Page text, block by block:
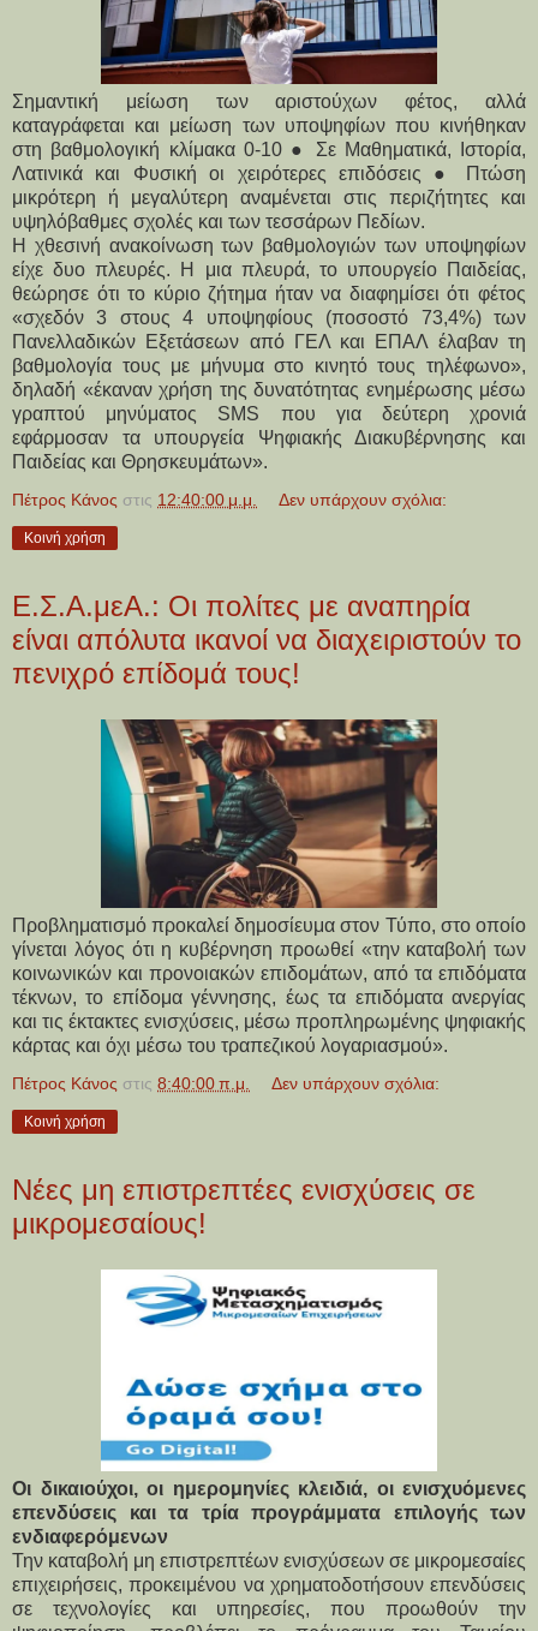
Σημαντική μείωση των αριστούχων φέτος, αλλά
καταγράφεται και μείωση των υποψηφίων που κινήθηκαν
στη βαθμολογική κλίμακα 0-10 ● Σε Μαθηματικά, Ιστορία,
Λατινικά και Φυσική οι χειρότερες επιδόσεις ● Πτώση
μικρότερη ή μεγαλύτερη αναμένεται στις περιζήτητες και
υψηλόβαθμες σχολές και των τεσσάρων Πεδίων.
Η χθεσινή ανακοίνωση των βαθμολογιών των υποψηφίων
είχε δυο πλευρές. Η μια πλευρά, το υπουργείο Παιδείας,
θεώρησε ότι το κύριο ζήτημα ήταν να διαφημίσει ότι φέτος
«σχεδόν 3 στους 4 υποψηφίους (ποσοστό 73,4%) των
Πανελλαδικών Εξετάσεων από ΓΕΛ και ΕΠΑΛ έλαβαν τη
βαθμολογία τους με μήνυμα στο κινητό τους τηλέφωνο»,
δηλαδή «έκαναν χρήση της δυνατότητας ενημέρωσης μέσω
γραπτού μηνύματος SMS που για δεύτερη χρονιά
εφάρμοσαν τα υπουργεία Ψηφιακής Διακυβέρνησης και
Παιδείας και Θρησκευμάτων».
Πέτρος Κάνος στις 12:40:00 μ.μ. Δεν υπάρχουν σχόλια:
Κοινή χρήση
Ε.Σ.Α.μεΑ.: Οι πολίτες με αναπηρία
είναι απόλυτα ικανοί να διαχειριστούν το
πενιχρό επίδομά τους!
Προβληματισμό προκαλεί δημοσίευμα στον Τύπο, στο οποίο
γίνεται λόγος ότι η κυβέρνηση προωθεί «την καταβολή των
κοινωνικών και προνοιακών επιδομάτων, από τα επιδόματα
τέκνων, το επίδομα γέννησης, έως τα επιδόματα ανεργίας
και τις έκτακτες ενισχύσεις, μέσω προπληρωμένης ψηφιακής
κάρτας και όχι μέσω του τραπεζικού λογαριασμού».
Πέτρος Κάνος στις 8:40:00 π.μ. Δεν υπάρχουν σχόλια:
Κοινή χρήση
Νέες μη επιστρεπτέες ενισχύσεις σε
μικρομεσαίους!
Οι δικαιούχοι, οι ημερομηνίες κλειδιά, οι ενισχυόμενες
επενδύσεις και τα τρία προγράμματα επιλογής των
ενδιαφερόμενων
Την καταβολή μη επιστρεπτέων ενισχύσεων σε μικρομεσαίες
επιχειρήσεις, προκειμένου να χρηματοδοτήσουν επενδύσεις
σε τεχνολογίες και υπηρεσίες, που προωθούν την